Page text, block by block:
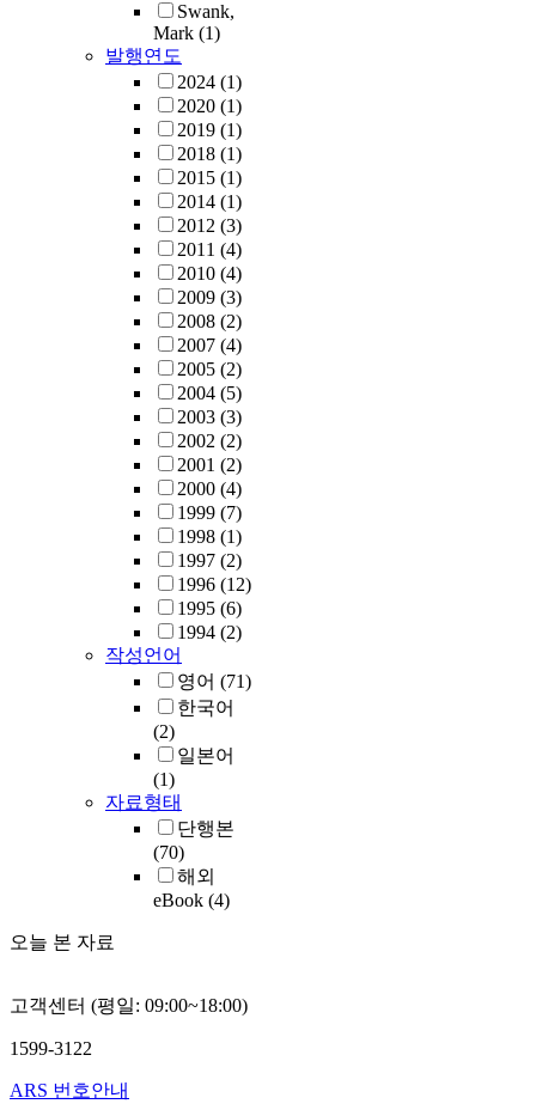
Swank,
Mark (1)
발행연도
2024 (1)
2020 (1)
2019 (1)
2018 (1)
2015 (1)
2014 (1)
2012 (3)
2011 (4)
2010 (4)
2009 (3)
2008 (2)
2007 (4)
2005 (2)
2004 (5)
2003 (3)
2002 (2)
2001 (2)
2000 (4)
1999 (7)
1998 (1)
1997 (2)
1996 (12)
1995 (6)
1994 (2)
작성언어
영어 (71)
한국어
(2)
일본어
(1)
자료형태
단행본
(70)
해외
eBook (4)
오늘 본 자료
고객센터 (평일: 09:00~18:00)
1599-3122
ARS 번호안내